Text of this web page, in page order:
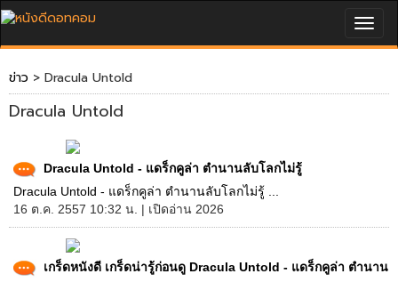
ข่าว > Dracula Untold
Dracula Untold
Dracula Untold - แดร็กคูล่า ตำนานลับโลกไม่รู้
Dracula Untold - แดร็กคูล่า ตำนานลับโลกไม่รู้ ...
16 ต.ค. 2557 10:32 น. | เปิดอ่าน 2026
เกร็ดหนังดี เกร็ดน่ารู้ก่อนดู Dracula Untold - แดร็กคูล่า ตำนาน